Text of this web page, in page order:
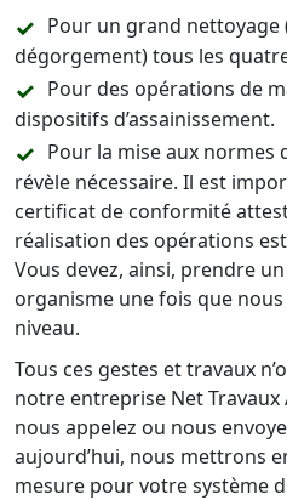
Pour un grand nettoyage
dégorgement) tous les
Pour des opérations de
dispositifs d’assainissement.
Pour la mise aux normes
révèle nécessaire. Il est
certificat de conformité
réalisation des opérations
Vous devez, ainsi, prendre
organisme une fois que
niveau.
Tous ces gestes et travaux
notre entreprise Net Travaux
nous appelez ou nous
aujourd’hui, nous mettrons
mesure pour votre système